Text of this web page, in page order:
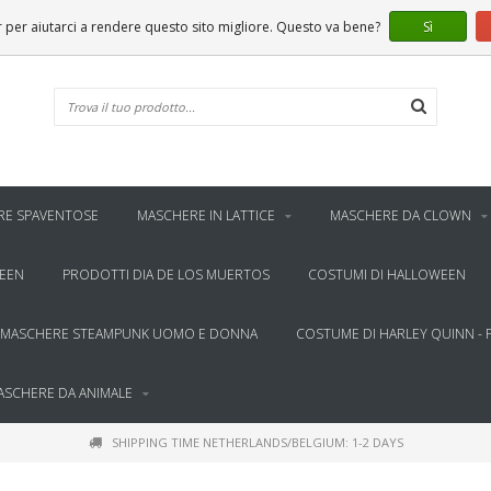
SPAVENTOSE MASCHERE IN LATTICE MASCHERE DA CLOWN
PRODOTTI DIA DE LOS MUERTOS COSTUMI DI HALLOWEEN
MASCHERE STEAMPUNK UOMO E DONNA COSTUME DI HARLEY QUINN -
DA ANIMALE
SHIPPING TIME NETHERLANDS/BELGIUM: 1-2 DAYS
aiutarci a rendere questo sito migliore. Questo va bene? Sì